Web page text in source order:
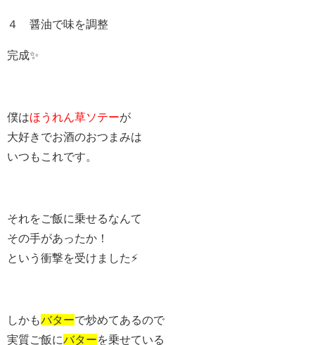
４ 醤油で味を調整
完成✨
僕はほうれん草ソテーが
大好きでお酒のおつまみは
いつもこれです。
それをご飯に乗せるなんて
その手があったか！
という衝撃を受けました⚡️
しかもバターで炒めてあるので
実質ご飯にバターを乗せている